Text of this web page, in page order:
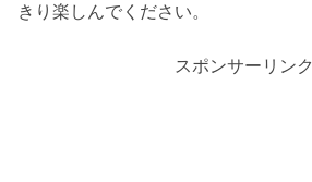
きり楽しんでください。
スポンサーリンク